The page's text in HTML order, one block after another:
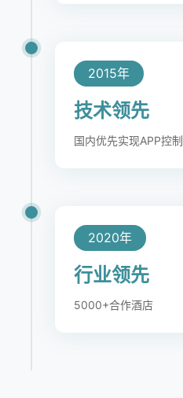
2015年
技术领先
国内优先实现APP控制
2020年
行业领先
5000+合作酒店